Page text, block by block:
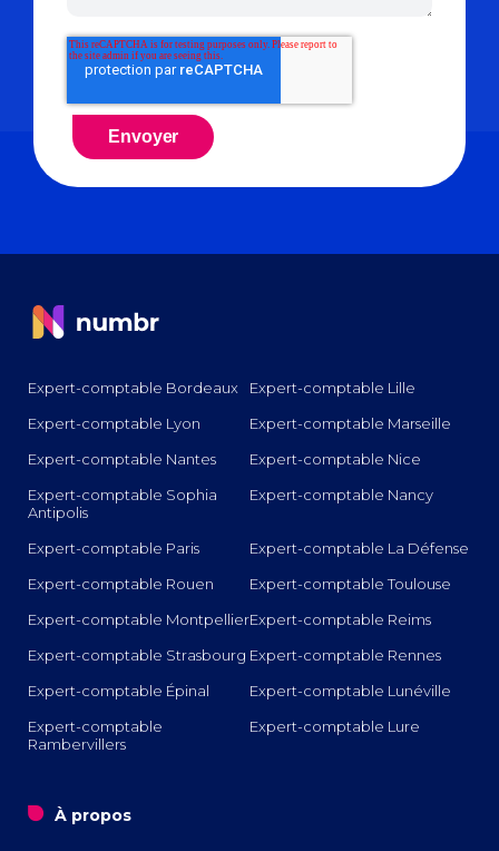
Expert-comptable Bordeaux
Expert-comptable Lille
Expert-comptable Lyon
Expert-comptable Marseille
Expert-comptable Nantes
Expert-comptable Nice
Expert-comptable Sophia
Antipolis
Expert-comptable Nancy
Expert-comptable Paris
Expert-comptable La Défense
Expert-comptable Rouen
Expert-comptable Toulouse
Expert-comptable MontpellierExpert-comptable Reims
Expert-comptable Strasbourg Expert-comptable Rennes
Expert-comptable Épinal
Expert-comptable Lunéville
Expert-comptable
Rambervillers
Expert-comptable Lure
o À propos